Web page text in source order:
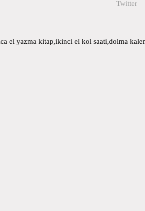
Twitter
el yazma kitap,ikinci el kol saati,dolma